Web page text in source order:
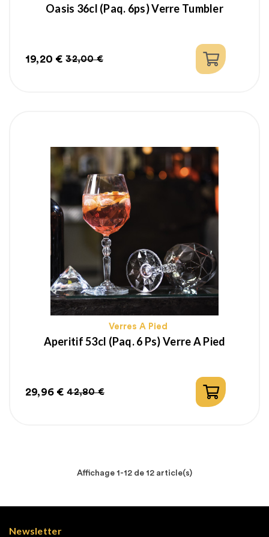
Oasis 36cl (paq. 6ps) Verre Tumbler
Prix
19,20 €
Prix
32,00 €
Verres A Pied
Aperitif 53cl (paq. 6 Ps) Verre A Pied
Prix
29,96 €
Prix
42,80 €
Affichage 1-12 de 12 article(s)
Newsletter